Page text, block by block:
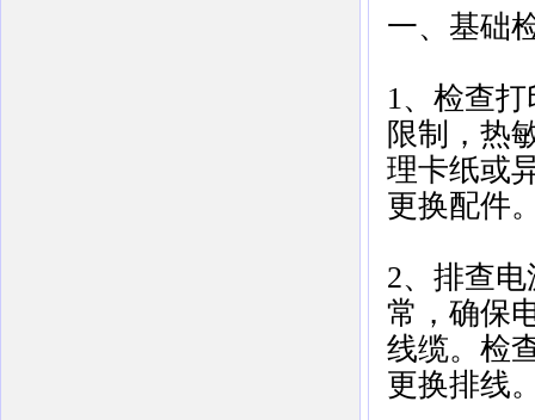
一、基础
1、检查
限制，热
理卡纸或
更换配件‌
2、排查
常，确保
线缆‌。检
更换排线‌